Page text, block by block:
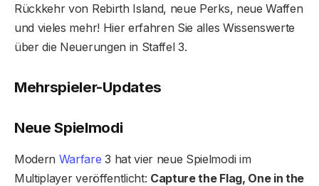
Rückkehr von Rebirth Island, neue Perks, neue Waffen
und vieles mehr! Hier erfahren Sie alles Wissenswerte
über die Neuerungen in Staffel 3.
Mehrspieler-Updates
Neue Spielmodi
Modern Warfare 3 hat vier neue Spielmodi im
Multiplayer veröffentlicht: Capture the Flag, One in the